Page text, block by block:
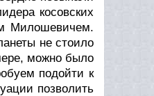
косовских
Милошевичем.
не стоило
можно было
подойти к
позволить